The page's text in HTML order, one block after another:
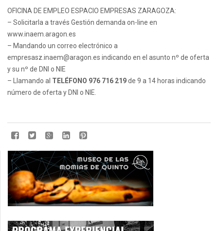
OFICINA DE EMPLEO ESPACIO EMPRESAS ZARAGOZA:
– Solicitarla a través Gestión demanda on-line en
www.inaem.aragon.es
– Mandando un correo electrónico a
empresasz.inaem@aragon.es indicando en el asunto nº de oferta
y su nº de DNI o NIE
– Llamando al TELÉFONO 976 716 219de 9 a 14 horas indicando
número de oferta y DNI o NIE.